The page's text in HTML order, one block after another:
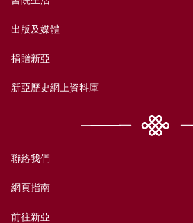
出版及媒體
捐贈新亞
新亞歷史網上資料庫
聯絡我們
網頁指南
前往新亞